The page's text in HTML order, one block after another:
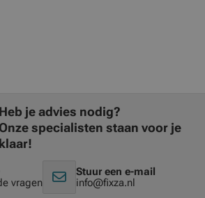
Heb je advies nodig?
Onze specialisten staan voor je
klaar!
vragen
Stuur een e-mail
info@fixza.nl